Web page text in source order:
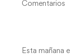
Comentarios
Esta mañana